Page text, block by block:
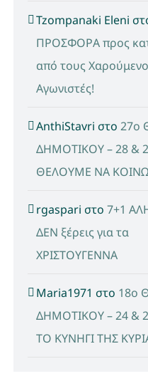
Tzompanaki Eleni
ΠΡΟΣΦΟΡΑ προς
από τους
Αγωνιστές!
AnthiStavri στο 27ο
ΔΗΜΟΤΙΚΟΥ – 28 &
ΘΕΛΟΥΜΕ ΝΑ
rgaspari στο 7+1
ΔΕΝ ξέρεις για τα
ΧΡΙΣΤΟΥΓΕΝΝΑ
Maria1971 στο 18ο
ΔΗΜΟΤΙΚΟΥ – 24 &
ΤΟ ΚΥΝΗΓΙ ΤΗΣ